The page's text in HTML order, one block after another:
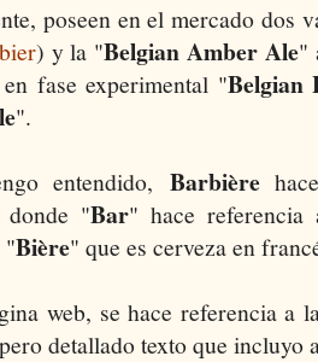
poseen en el mercado dos
) y la "Belgian Amber Ale"
fase experimental "Belgian
".
entendido, Barbière
donde "Bar" hace referencia
"Bière" que es cerveza en
web, se hace referencia a
detallado texto que incluyo